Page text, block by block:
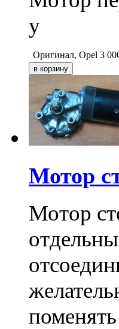
у
Оригинал, Opel 3
Мотор
Мотор